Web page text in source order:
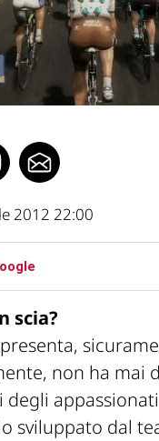
2012 22:00
scia?
non ha mai
degli
sviluppato dal